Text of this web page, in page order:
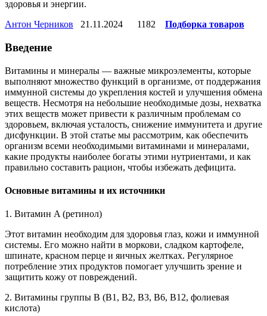
здоровья и энергии.
Антон Черников
21.11.2024 1182 Подборка товаров
Введение
Витамины и минералы — важные микроэлементы, которые
выполняют множество функций в организме, от поддержания
иммунной системы до укрепления костей и улучшения обмена
веществ. Несмотря на небольшие необходимые дозы, нехватка
этих веществ может привести к различным проблемам со
здоровьем, включая усталость, снижение иммунитета и другие
дисфункции. В этой статье мы рассмотрим, как обеспечить
организм всеми необходимыми витаминами и минералами,
какие продукты наиболее богаты этими нутриентами, и как
правильно составить рацион, чтобы избежать дефицита.
Основные витамины и их источники
1. Витамин A (ретинол)
Этот витамин необходим для здоровья глаз, кожи и иммунной
системы. Его можно найти в моркови, сладком картофеле,
шпинате, красном перце и яичных желтках. Регулярное
потребление этих продуктов помогает улучшить зрение и
защитить кожу от повреждений.
2. Витамины группы B (B1, B2, B3, B6, B12, фолиевая
кислота)